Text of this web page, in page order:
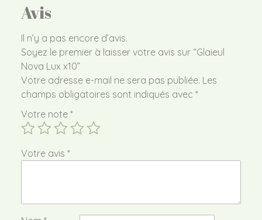
Avis
Il n’y a pas encore d’avis.
Soyez le premier à laisser votre avis sur “Glaieul
Nova Lux x10”
Votre adresse e-mail ne sera pas publiée. Les
champs obligatoires sont indiqués avec *
Votre note *
Votre avis *